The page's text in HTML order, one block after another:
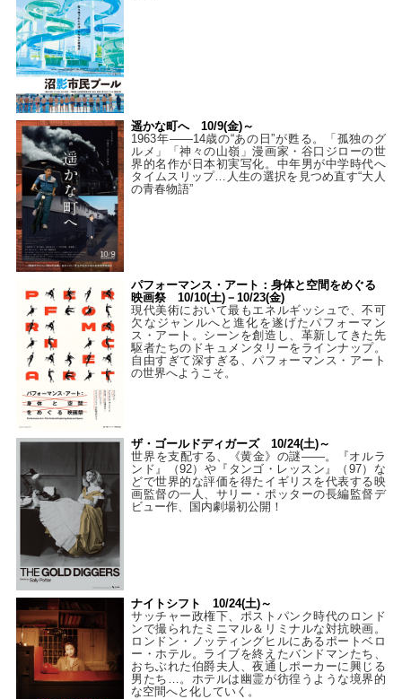
遥かな町へ 10/9(金)～
1963年――14歳の“あの日”が甦る。「孤独のグ
ルメ」「神々の山嶺」漫画家・谷口ジローの世
界的名作が日本初実写化。中年男が中学時代へ
タイムスリップ…人生の選択を見つめ直す“大人
の青春物語”
パフォーマンス・アート：身体と空間をめぐる
映画祭 10/10(土)－10/23(金)
現代美術において最もエネルギッシュで、不可
欠なジャンルへと進化を遂げたパフォーマン
ス・アート。シーンを創造し、革新してきた先
駆者たちのドキュメンタリーをラインナップ。
自由すぎて深すぎる、パフォーマンス・アート
の世界へようこそ。
ザ・ゴールドディガーズ 10/24(土)～
世界を支配する、《黄金》の謎――。『オルラ
ンド』（92）や『タンゴ・レッスン』（97）な
どで世界的な評価を得たイギリスを代表する映
画監督の一人、サリー・ポッターの長編監督デ
ビュー作、国内劇場初公開！
ナイトシフト 10/24(土)～
サッチャー政権下、ポストパンク時代のロンド
ンで撮られたミニマル＆リミナルな対抗映画。
ロンドン・ノッティングヒルにあるポートベロ
ー・ホテル。ライブを終えたバンドマンたち、
おちぶれた伯爵夫人、夜通しポーカーに興じる
男たち…。ホテルは幽霊が彷徨うような境界的
な空間へと化していく。